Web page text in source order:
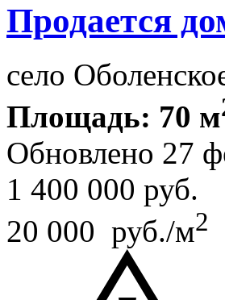
Продается
село
Площадь: 70 м
Обновлено 27
1 400 000 руб.
20 000 руб./м2